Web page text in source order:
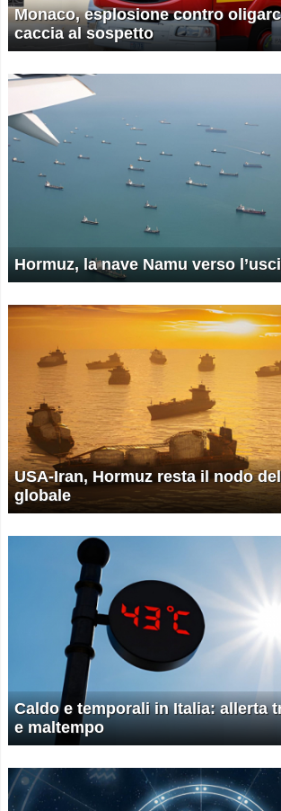
Monaco, esplosione contro
caccia al sospetto
Hormuz, la nave Namu verso
USA-Iran, Hormuz resta il nodo
globale
Caldo e temporali in Italia: allerta
e maltempo